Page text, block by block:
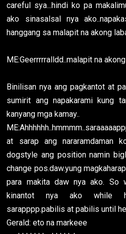
careful sya...hindi ko pa
ako sinasalsal nya
hanggang sa malapit na akong
ME:Geerrrrralldd..malapit na
Binilisan nya ang pagkantot at
sumirit ang napakarami kung
kanyang mga kamay..
at sarap ang nararamdaman
dogstyle ang position namin
change pos.daw.yung
para makita daw nya ako. So
kinantot nya ako while
sarapppp.pabilis at pabilis until
Gerald: eto na markeee